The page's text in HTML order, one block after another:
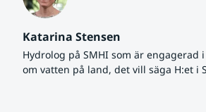
Katarina Stensen
Hydrolog på SMHI som är engagerad
om vatten på land, det vill säga H:et i